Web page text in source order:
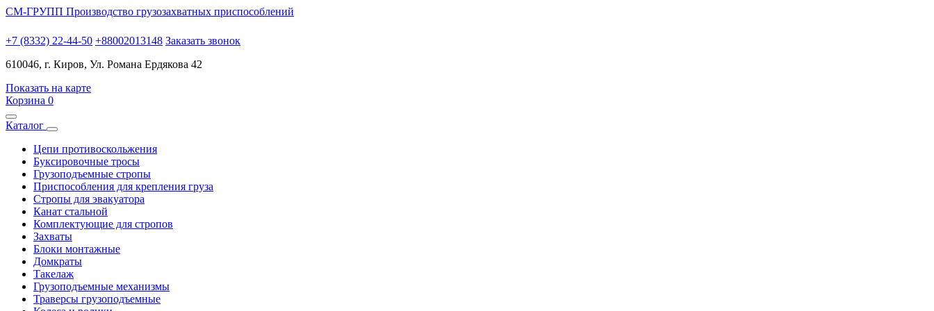
СМ-ГРУПП Производство грузозахватных приспособлений
+7 (8332) 22-44-50 +88002013148 Заказать звонок
610046, г. Киров, Ул. Романа Ердякова 42
Показать на карте
Корзина 0
Каталог
Цепи противоскольжения
Буксировочные тросы
Грузоподъемные стропы
Приспособления для крепления груза
Стропы для эвакуатора
Канат стальной
Комплектующие для стропов
Захваты
Блоки монтажные
Домкраты
Такелаж
Грузоподъемные механизмы
Траверсы грузоподъемные